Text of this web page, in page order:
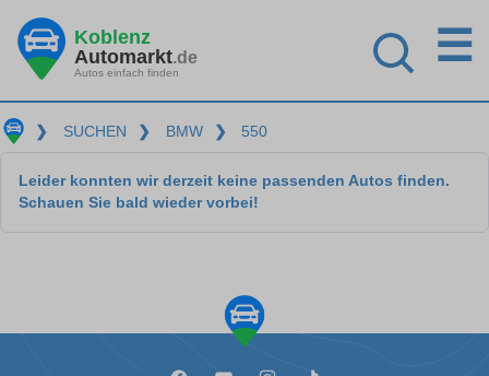
Koblenz
Automarkt.de
Autos einfach finden
☰
❯ SUCHEN ❯ BMW ❯ 550
Leider konnten wir derzeit keine passenden Autos finden.
Schauen Sie bald wieder vorbei!